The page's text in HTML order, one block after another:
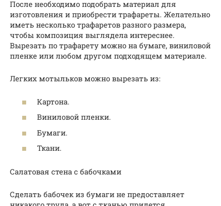
После необходимо подобрать материал для
изготовления и приобрести трафареты. Желательно
иметь несколько трафаретов разного размера,
чтобы композиция выглядела интереснее.
Вырезать по трафарету можно на бумаге, виниловой
пленке или любом другом подходящем материале.
Легких мотыльков можно вырезать из:
Картона.
Виниловой пленки.
Бумаги.
Ткани.
Салатовая стена с бабочками
Сделать бабочек из бумаги не предоставляет